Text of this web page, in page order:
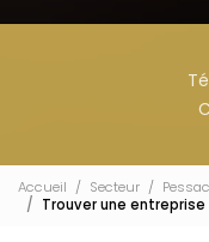
Accueil Secteur
Pessac
Trouver une